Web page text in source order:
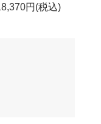
円(税込)